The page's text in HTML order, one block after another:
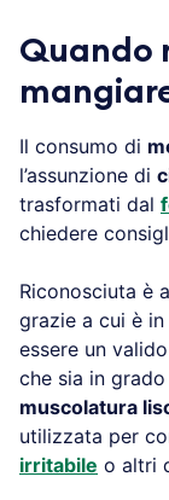
Quando
Il consumo di
l’assunzione di
trasformati dal
chiedere
Riconosciuta è
grazie a cui è
essere un valido
che sia in
muscolatura
utilizzata per
irritabile o altri